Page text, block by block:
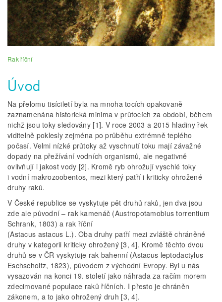
Rak říční
Úvod
Na přelomu tisíciletí byla na mnoha tocích opakovaně
zaznamenána historická minima v průtocích za období, během
nichž jsou toky sledovány [1]. V roce 2003 a 2015 hladiny řek
viditelně poklesly zejména po průběhu extrémně teplého
počasí. Velmi nízké průtoky až vyschnutí toku mají závažné
dopady na přežívání vodních organismů, ale negativně
ovlivňují i jakost vody [2]. Kromě ryb ohrožují vyschlé toky
i vodní makrozoobentos, mezi který patří i kriticky ohrožené
druhy raků.
V České republice se vyskytuje pět druhů raků, jen dva jsou
zde ale původní – rak kamenáč (Austropotamobius torrentium
Schrank, 1803) a rak říční
(Astacus astacus L.). Oba druhy patří mezi zvláště chráněné
druhy v kategorii kriticky ohrožený [3, 4]. Kromě těchto dvou
druhů se v ČR vyskytuje rak bahenní (Astacus leptodactylus
Eschscholtz, 1823), původem z východní Evropy. Byl u nás
vysazován na konci 19. století jako náhrada za račím morem
zdecimované populace raků říčních. I přesto je chráněn
zákonem, a to jako ohrožený druh [3, 4].